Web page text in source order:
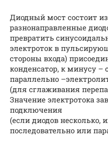
Диодный мост состоит
разнонаправленные
превратить
электроток в
стороны входа)
конденсатор, к минусу –
параллельно
(для сглаживания
Значение электротока
подключения
(если диодов несколько,
последовательно или